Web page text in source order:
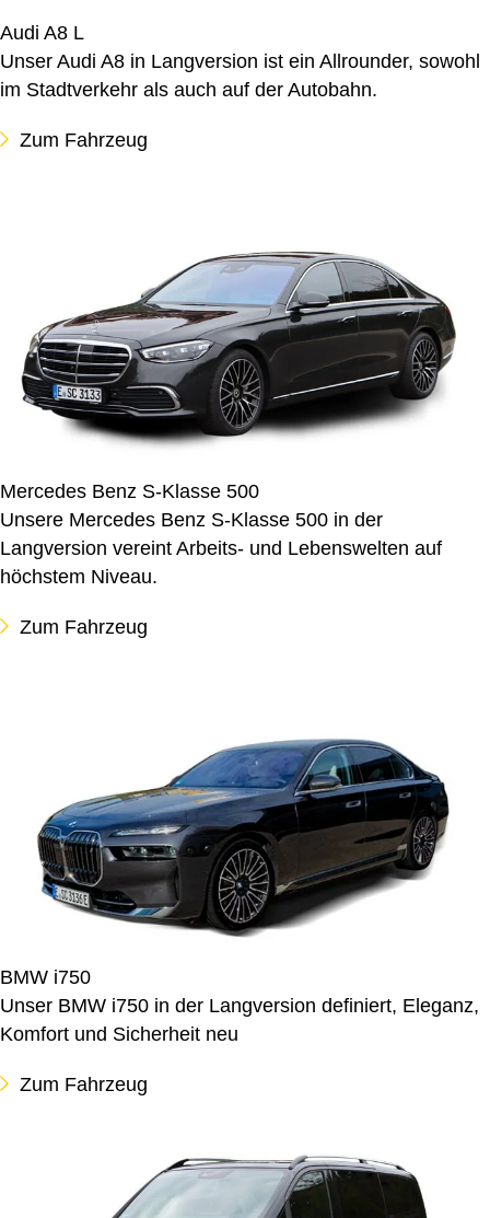
Audi A8 L
Unser Audi A8 in Langversion ist ein Allrounder, sowohl
im Stadtverkehr als auch auf der Autobahn.
Zum Fahrzeug
Mercedes Benz S-Klasse 500
Unsere Mercedes Benz S-Klasse 500 in der
Langversion vereint Arbeits- und Lebenswelten auf
höchstem Niveau.
Zum Fahrzeug
BMW i750
Unser BMW i750 in der Langversion definiert, Eleganz,
Komfort und Sicherheit neu
Zum Fahrzeug